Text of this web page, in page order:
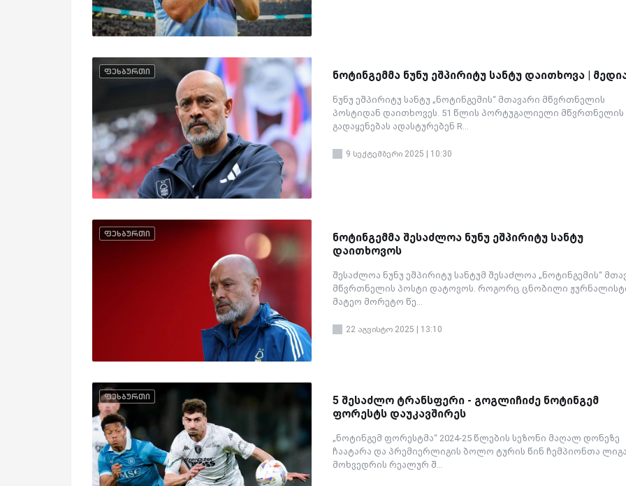
ფეხბურთი ნოტინგემმა ნუნუ ეშპირიტუ სანტუ დაითხოვა |
ნუნუ ეშპირიტუ სანტუ „ნოტინგემის“ მთავარი მწვრთნელის
პოსტიდან დაითხოვეს. 51 წლის პორტუგალიელი მწვრთნელის
გადაყენებას ადასტურებენ R...
9 სექტემბერი 2025 | 10:30
ფეხბურთი
ნოტინგემმა შესაძლოა ნუნუ ეშპირიტუ სანტუ
დაითხოვოს
შესაძლოა ნუნუ ეშპირიტუ სანტუმ შესაძლოა „ნოტინგემის“
მწვრთნელის პოსტი დატოვოს. როგორც ცნობილი
მატეო მორეტო წე...
22 აგვისტო 2025 | 13:10
ფეხბურთი
5 შესაძლო ტრანსფერი - გოგლიჩიძე ნოტინგემ
ფორესტს დაუკავშირეს
„ნოტინგემ ფორესტმა“ 2024-25 წლების სეზონი მაღალ დონეზე
ჩაატარა და პრემიერლიგის ბოლო ტურის წინ ჩემპიონთა
მოხვედრის რეალურ შ...